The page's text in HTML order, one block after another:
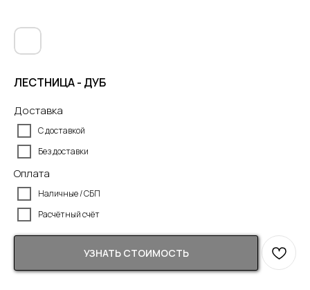
ЛЕСТНИЦА - ДУБ
Доставка
С доставкой
Без доставки
Оплата
Наличные / СБП
Расчётный счёт
УЗНАТЬ СТОИМОСТЬ